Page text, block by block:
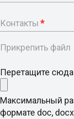
Контакты *
Прикрепить файл
Перетащите
Максимальный
формате doc,